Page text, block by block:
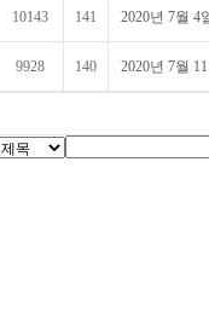
10143 141 2020년 7월 4
9928 140 2020년 7월